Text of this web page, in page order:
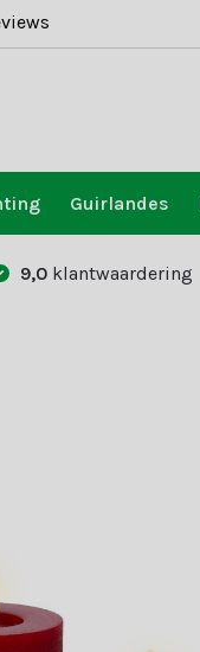
Guirlandes
9,0 klantwaardering